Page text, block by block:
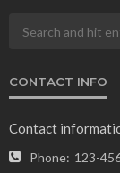
CONTACT INFO
Contact
Phone: 123-